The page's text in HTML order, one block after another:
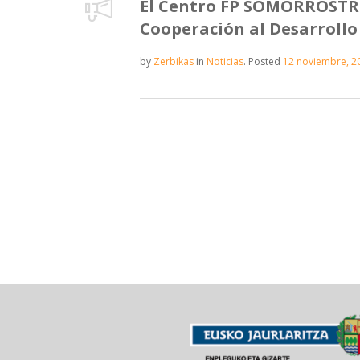
El Centro FP
Cooperación al Desarrollo
by Zerbikas in Noticias. Posted 12 noviembre,